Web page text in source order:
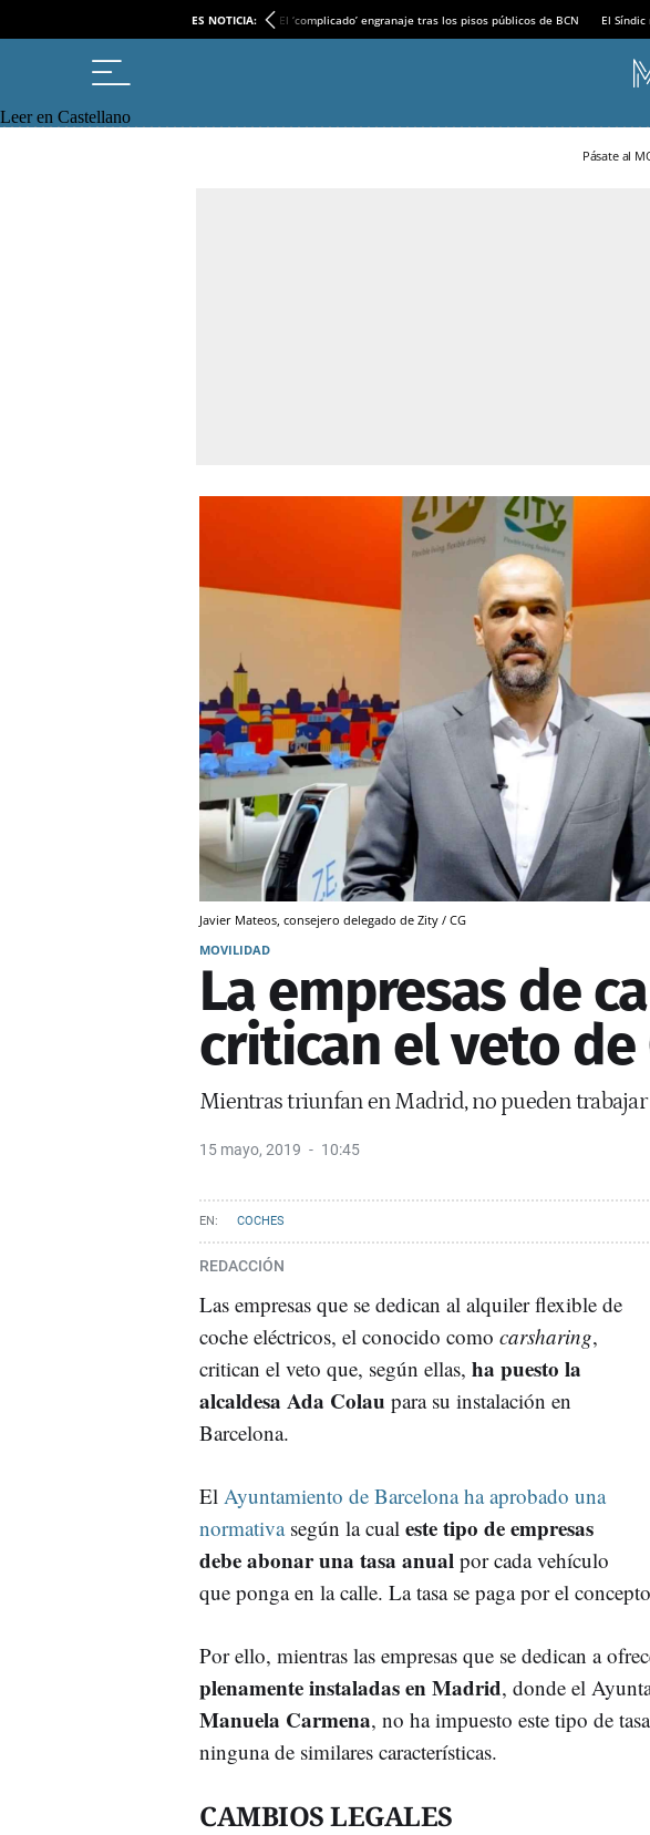
ES NOTICIA: El ‘complicado’ engranaje tras los pisos públicos de BCN El
Leer en Castellano
Pásate al
Javier Mateos, consejero delegado de Zity / CG
MOVILIDAD
La empresas de
critican el veto de
Mientras triunfan en Madrid, no pueden trabajar
15 mayo, 2019 10:45
COCHES
REDACCIÓN
Las empresas que se dedican al alquiler flexible de
coche eléctricos, el conocido como carsharing,
critican el veto que, según ellas, ha puesto la
alcaldesa Ada Colau para su instalación en
Barcelona.
El Ayuntamiento de Barcelona ha aprobado una
normativasegún la cual este tipo de empresas
debe abonar una tasa anual por cada vehículo
que ponga en la calle. La tasa se paga por el
Por ello, mientras las empresas que se dedican a
plenamente instaladas en Madrid, donde el
Manuela Carmena, no ha impuesto este tipo de
ninguna de similares características.
CAMBIOS LEGALES